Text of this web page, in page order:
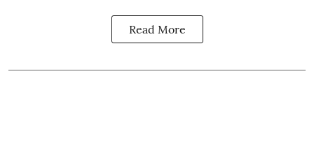
Read More